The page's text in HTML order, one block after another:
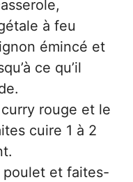
à feu
émincé et
ce qu’il
rouge et le
cuire 1 à 2
et faites-